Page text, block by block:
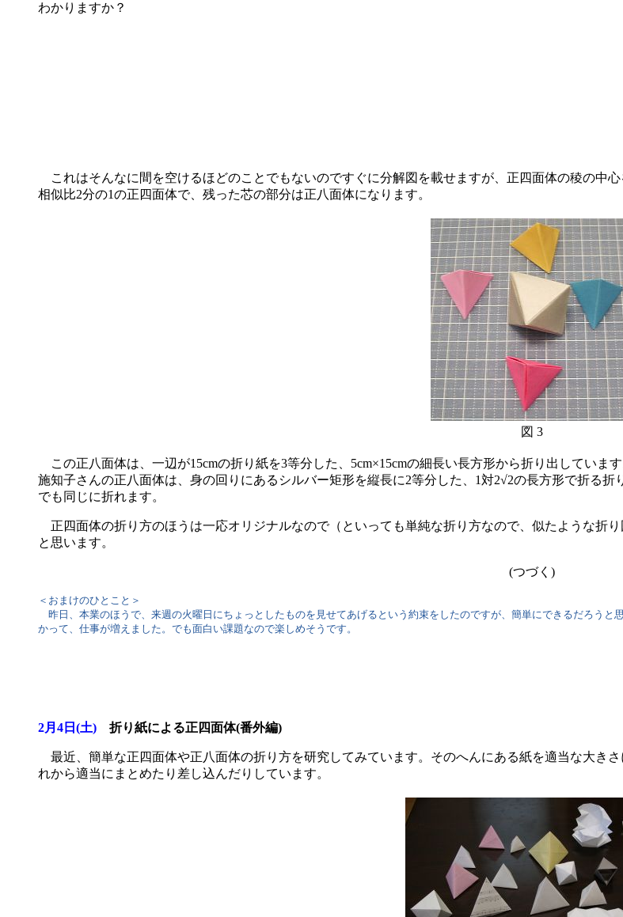
わかりますか？
これはそんなに間を空けるほどのことでもないのですぐに分解図を載せますが、正四面体の稜の中
相似比2分の1の正四面体で、残った芯の部分は正八面体になります。
図 3
この正八面体は、一辺が15cmの折り紙を3等分した、5cm×15cmの細長い長方形から折り出してい
施知子さんの正八面体は、身の回りにあるシルバー矩形を縦長に2等分した、1対2√2の長方形で折る
でも同じに折れます。
正四面体の折り方のほうは一応オリジナルなので（といっても単純な折り方なので、似たような折
と思います。
(つづく)
＜おまけのひとこと＞
昨日、本業のほうで、来週の火曜日にちょっとしたものを見せてあげるという約束をしたのですが、簡単にできるだろう
かって、仕事が増えました。でも面白い課題なので楽しめそうです。
2月4日(土) 折り紙による正四面体(番外編)
最近、簡単な正四面体や正八面体の折り方を研究してみています。そのへんにある紙を適当な大き
れから適当にまとめたり差し込んだりしています。